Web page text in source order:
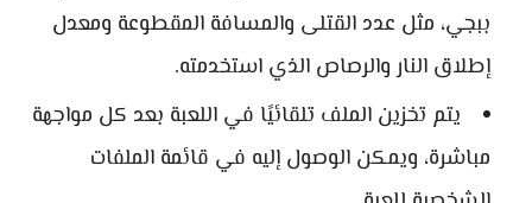
ببجي، مثل عدد القتلى والمسافة المقطوعة ومعدل
إطلاق النار والرصاص الذي استخدمته.
يتم تخزين الملف تلقائيًا في اللعبة بعد كل مواجهة
مباشرة، ويمكن الوصول إليه في قائمة الملفات